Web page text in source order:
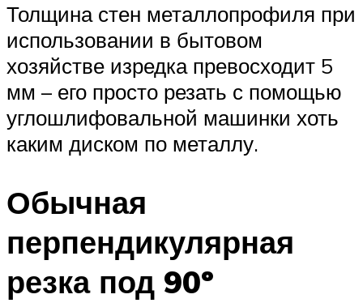
Толщина стен металлопрофиля при
использовании в бытовом
хозяйстве изредка превосходит 5
мм – его просто резать с помощью
углошлифовальной машинки хоть
каким диском по металлу.
Обычная
перпендикулярная
резка под 90º